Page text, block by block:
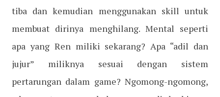
tiba dan kemudian menggunakan skill untuk
membuat dirinya menghilang. Mental seperti
apa yang Ren miliki sekarang? Apa “adil dan
jujur” miliknya sesuai dengan sistem
pertarungan dalam game? Ngomong-ngomong,